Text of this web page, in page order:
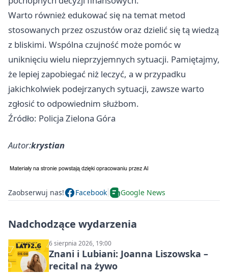
Warto również edukować się na temat metod
stosowanych przez oszustów oraz dzielić się tą wiedzą
z bliskimi. Wspólna czujność może pomóc w
uniknięciu wielu nieprzyjemnych sytuacji. Pamiętajmy,
że lepiej zapobiegać niż leczyć, a w przypadku
jakichkolwiek podejrzanych sytuacji, zawsze warto
zgłosić to odpowiednim służbom.
Źródło: Policja Zielona Góra
Autor:krystian
Zaobserwuj nas! Facebook Google News
Nadchodzące wydarzenia
6 sierpnia 2026, 19:00
Znani i Lubiani: Joanna Liszowska –
recital na żywo